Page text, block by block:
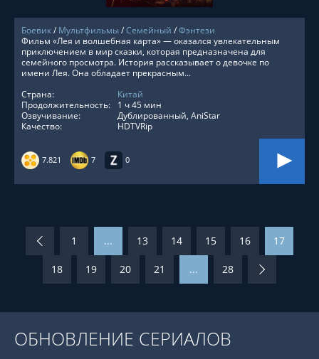
Боевик/ Мультфильмы/Семейный /Фэнтези
7.821 7 0
Фильм «Лея и волшебная карта» — оказался увлекательным
приключением в мир сказки, которая предназначена для
семейного просмотра. История рассказывает о девочке по
имени Лея. Она обладает прекрасным...
Страна:
Китай
Продолжительность:
1 ч 45 мин
Озвучивание:
Дублированный, AniStar
Качество:
HDTVRip
1 ... 13 14 15 16 17
18 19 20 21 ... 28
ОБНОВЛЕНИЕ СЕРИАЛОВ